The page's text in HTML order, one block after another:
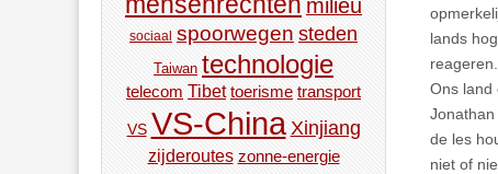
lands
reageren.
Ons land
de les
niet of
milieu
sociaal spoorwegen steden
Taiwan technologie
telecom Tibet toerisme transport
VS VS-China Xinjiang
zijderoutes zonne-energie